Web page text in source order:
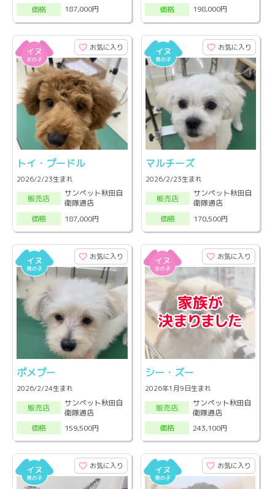
価格
187,000円
価格
198,000円
お気に入り
トイ・プードル
2026/2/23生まれ
販売店
サンペット秋田自
衛隊通店
価格
187,000円
お気に入り
マルチーズ
2026/2/23生まれ
販売店
サンペット秋田自
衛隊通店
価格
170,500円
お気に入り
ポメプー
2026/2/24生まれ
販売店
サンペット秋田自
衛隊通店
価格
159,500円
お気に入り
シー・ズー
2026年1月9日生まれ
販売店
サンペット秋田自
衛隊通店
価格
243,100円
お気に入り お気に入り